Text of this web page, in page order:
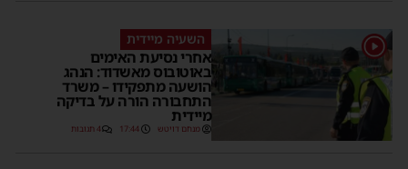
1 השעיה מיידית
אחרי נסיעת האימים
באוטובוס מאשדוד: הנהג
הושעה מתפקידו – משרד
התחבורה הורה על בדיקה
מיידית
מנחם דויטש 17:44 4 תגובות